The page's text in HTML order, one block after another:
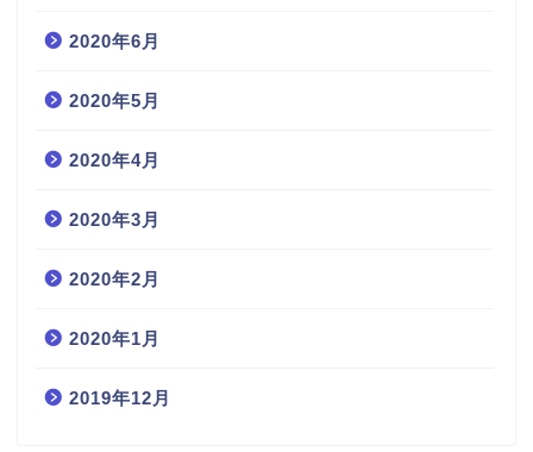
2020年6月
2020年5月
2020年4月
2020年3月
2020年2月
2020年1月
2019年12月